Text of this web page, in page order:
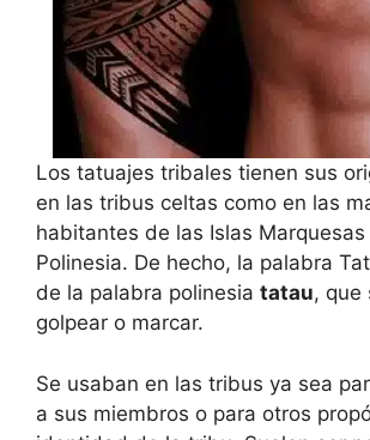
Los tatuajes tribales tienen sus
en las tribus celtas como en las
habitantes de las Islas Marquesas
Polinesia. De hecho, la palabra
de la palabra polinesia tatau, que
golpear o marcar.
Se usaban en las tribus ya sea
a sus miembros o para otros